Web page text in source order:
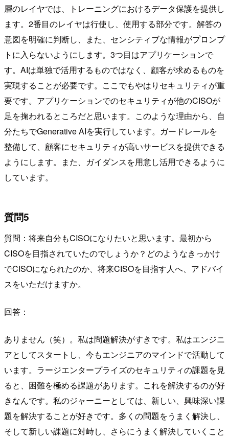
層のレイヤでは、トレーニングにおけるデータ保護を提供し
ます。2番目のレイヤは行使し、使用する部分です。解答の
意図を明確に判断し、また、センシティブな情報がプロンプ
トに入らないようにします。3つ目はアプリケーションで
す。AIは単独で活用するものではなく、顧客が求めるものを
実現することが必要です。ここでもやはりセキュリティが重
要です。アプリケーションでのセキュリティが他のCISOが
足を掬われるところだと思います。このような理由から、自
分たちでGenerative AIを実行しています。ガードレールを
整備して、顧客にセキュリティが高いサービスを提供できる
ようにします。また、ガイダンスを用意し活用できるように
しています。
質問5
質問：将来自分もCISOになりたいと思います。最初から
CISOを目指されていたのでしょうか？どのようなきっかけ
でCISOになられたのか、将来CISOを目指す人へ、アドバイ
スをいただけますか。
回答：
ありません（笑）。私は問題解決がすきです。私はエンジニ
アとしてスタートし、今もエンジニアのマインドで活動して
います。ラージエンタープライズのセキュリティの課題を見
ると、困難を極める課題があります。これを解決するのが好
きなんです。私のジャーニーとしては、新しい、興味深い課
題を解決することが好きです。多くの問題をうまく解決し、
そして新しい課題に対峙し、さらにうまく解決していくこと